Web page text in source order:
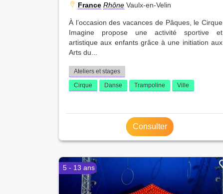
France Rhône Vaulx-en-Velin
À l’occasion des vacances de Pâques, le Cirque
Imagine propose une activité sportive et
artistique aux enfants grâce à une initiation aux
Arts du...
Ateliers et stages
Cirque
Danse Trampoline Ville
Consulter
5 - 13 ans